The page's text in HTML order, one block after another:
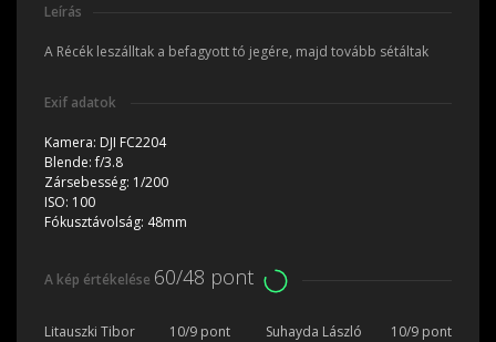
Leírás
A Récék leszálltak a befagyott tó jegére, majd tovább sétáltak
Exif adatok
Kamera: DJI FC2204
Blende:f/3.8
Zársebesség: 1/200
ISO: 100
Fókusztávolság: 48mm
A kép értékelése 60/48 pont
Litauszki Tibor 10/9 pont Suhayda László
10/9 pont